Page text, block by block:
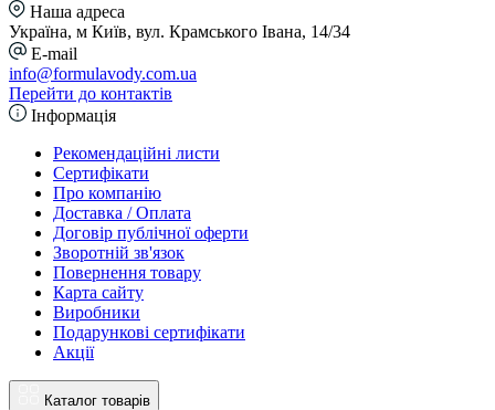
Наша адреса
Україна, м Київ, вул. Крамського Івана, 14/34
E-mail
info@formulavody.com.ua
Перейти до контактів
Інформація
Рекомендаційні листи
Сертифікати
Про компанію
Доставка / Оплата
Договір публічної оферти
Зворотній зв'язок
Повернення товару
Карта сайту
Виробники
Подарункові сертифікати
Акції
Каталог товарів